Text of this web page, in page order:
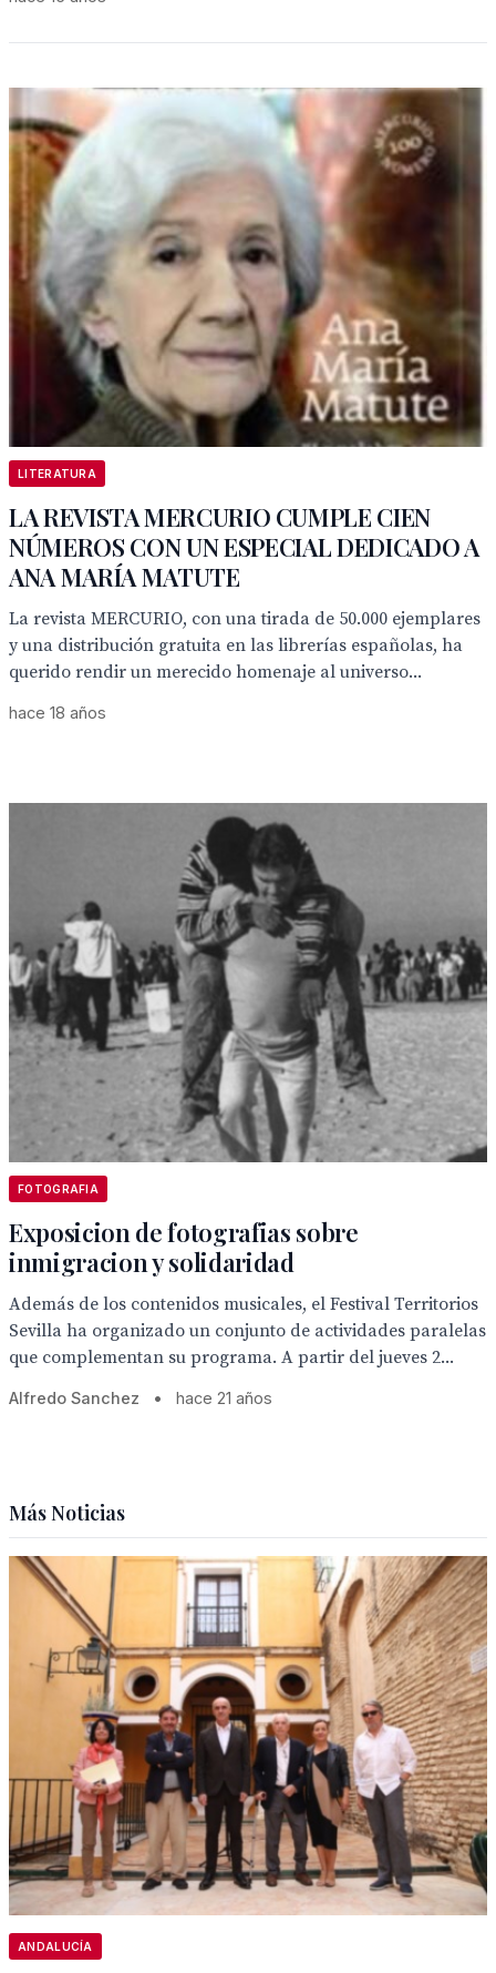
LITERATURA
LA REVISTA MERCURIO CUMPLE CIEN
NÚMEROS CON UN ESPECIAL DEDICADO A
ANA MARÍA MATUTE
La revista MERCURIO, con una tirada de 50.000 ejemplares
y una distribución gratuita en las librerías españolas, ha
querido rendir un merecido homenaje al universo...
hace 18 años
FOTOGRAFIA
Exposicion de fotografias sobre
inmigracion y solidaridad
Además de los contenidos musicales, el Festival Territorios
Sevilla ha organizado un conjunto de actividades paralelas
que complementan su programa. A partir del jueves 2...
Alfredo Sanchez • hace 21 años
Más Noticias
ANDALUCÍA